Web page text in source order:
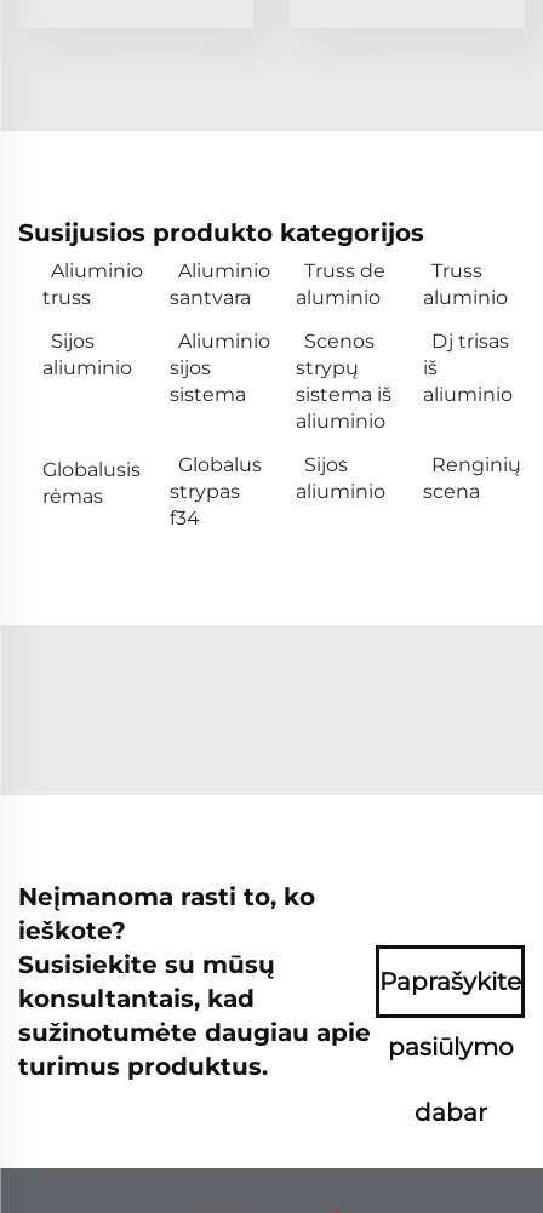
Susijusios produkto kategorijos
Aliuminio
truss
Aliuminio
santvara
Truss de
aluminio
Truss
aluminio
Sijos
aliuminio
Aliuminio
sijos
sistema
Scenos
strypų
sistema iš
aliuminio
Dj trisas
iš
aliuminio
Globalusis
rėmas
Globalus
strypas
f34
Sijos
aliuminio
Renginių
scena
Neįmanoma rasti to, ko
ieškote?
Susisiekite su mūsų
konsultantais, kad
sužinotumėte daugiau apie
turimus produktus.
Paprašykite
pasiūlymo
dabar